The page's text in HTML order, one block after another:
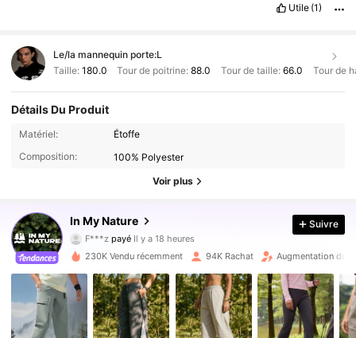
Utile (1)
Le/la mannequin porte:L
Taille: 180.0 Tour de poitrine:88.0 Tour de taille: 66.0 Tour de
Détails Du Produit
Matériel:
Étoffe
Composition:
100% Polyester
Voir plus
In My Nature
4.88
218K Suiveurs
F***z payé Il y a 18 heures
4.88
4.88 218K Suiveurs
Suivre
230K Vendu récemment 94K Rachat Augmentation du